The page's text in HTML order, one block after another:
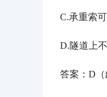
C.承重索
D.隧道上
答案： D（